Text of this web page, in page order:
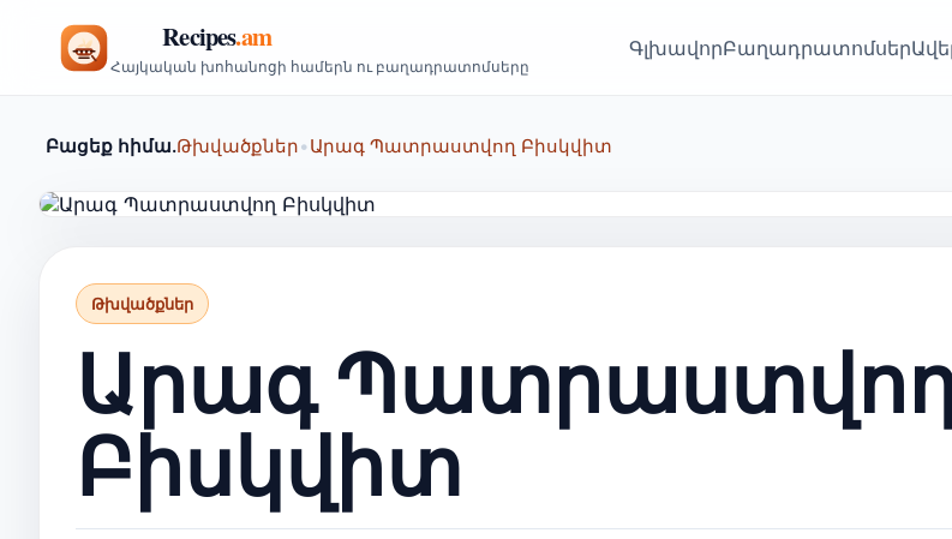
Հայկական խոհանոցի համերն ու բաղադրատոմսերը
ԳլխավորԲաղադրատոմսեր
Բացեք հիմա.Թխվածքներ•Արագ Պատրաստվող Բիսկվիտ
Թխվածքներ
Արագ
Բիսկվիտ